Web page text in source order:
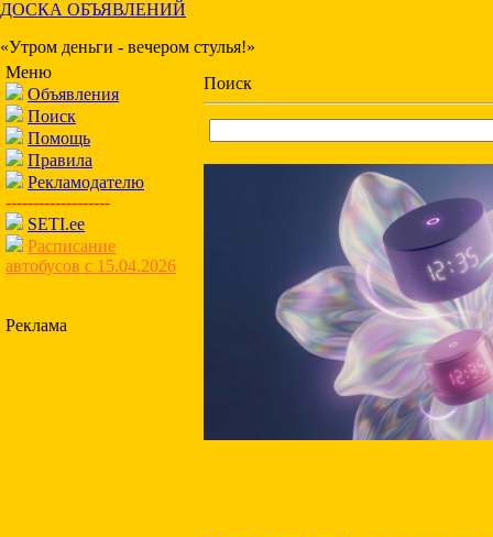
ДОСКА ОБЪЯВЛЕНИЙ
«Утром деньги - вечером стулья!»
Меню
Объявления
Поиск
Помощь
Правила
Рекламодателю
-------------------
SETI.ee
Расписание
автобусов с 15.04.2026
Реклама
Поиск